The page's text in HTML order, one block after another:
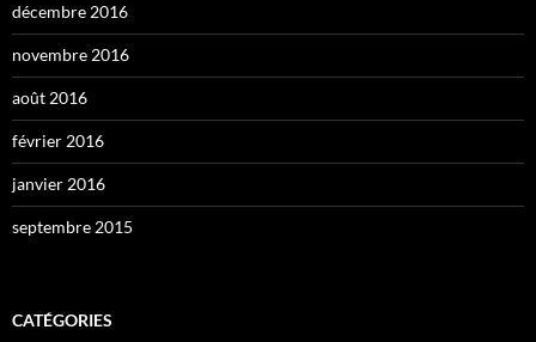
décembre 2016
novembre 2016
août 2016
février 2016
janvier 2016
septembre 2015
CATÉGORIES